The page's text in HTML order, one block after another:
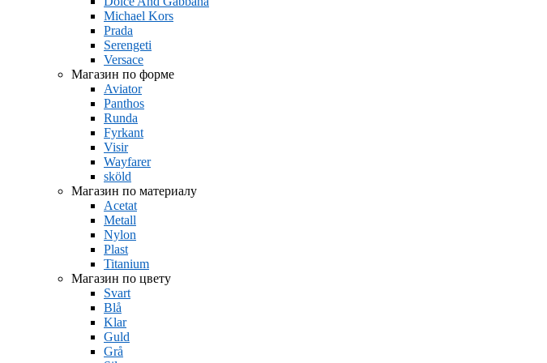
Michael Kors
Prada
Serengeti
Versace
Магазин по форме
Aviator
Panthos
Runda
Fyrkant
Visir
Wayfarer
sköld
Магазин по материалу
Acetat
Metall
Nylon
Plast
Titanium
Магазин по цвету
Svart
Blå
Klar
Guld
Grå